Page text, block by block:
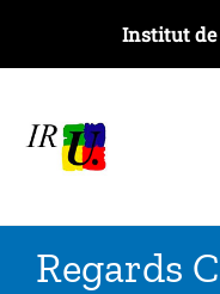
contenu
Institut de
Les recherches
Regards